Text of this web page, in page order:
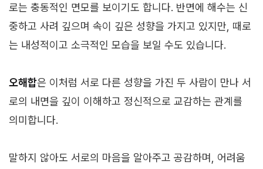
로는 충동적인 면모를 보이기도 합니다. 반면에 해수는 신
중하고 사려 깊으며 속이 깊은 성향을 가지고 있지만, 때로
는 내성적이고 소극적인 모습을 보일 수도 있습니다.
오해합은 이처럼 서로 다른 성향을 가진 두 사람이 만나 서
로의 내면을 깊이 이해하고 정신적으로 교감하는 관계를
의미합니다.
말하지 않아도 서로의 마음을 알아주고 공감하며, 어려움